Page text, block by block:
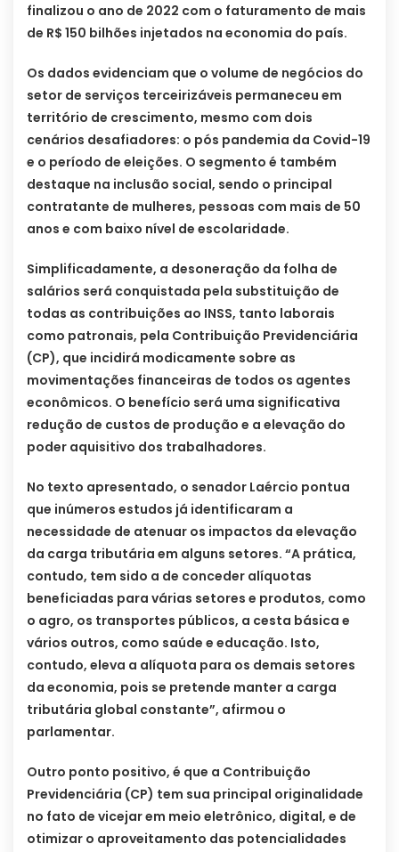
finalizou o ano de 2022 com o faturamento de mais
de R$ 150 bilhões injetados na economia do país.
Os dados evidenciam que o volume de negócios do
setor de serviços terceirizáveis permaneceu em
território de crescimento, mesmo com dois
cenários desafiadores: o pós pandemia da Covid-19
e o período de eleições. O segmento é também
destaque na inclusão social, sendo o principal
contratante de mulheres, pessoas com mais de 50
anos e com baixo nível de escolaridade.
Simplificadamente, a desoneração da folha de
salários será conquistada pela substituição de
todas as contribuições ao INSS, tanto laborais
como patronais, pela Contribuição Previdenciária
(CP), que incidirá modicamente sobre as
movimentações financeiras de todos os agentes
econômicos. O benefício será uma significativa
redução de custos de produção e a elevação do
poder aquisitivo dos trabalhadores.
No texto apresentado, o senador Laércio pontua
que inúmeros estudos já identificaram a
necessidade de atenuar os impactos da elevação
da carga tributária em alguns setores. “A prática,
contudo, tem sido a de conceder alíquotas
beneficiadas para várias setores e produtos, como
o agro, os transportes públicos, a cesta básica e
vários outros, como saúde e educação. Isto,
contudo, eleva a alíquota para os demais setores
da economia, pois se pretende manter a carga
tributária global constante”, afirmou o
parlamentar.
Outro ponto positivo, é que a Contribuição
Previdenciária (CP) tem sua principal originalidade
no fato de vicejar em meio eletrônico, digital, e de
otimizar o aproveitamento das potencialidades